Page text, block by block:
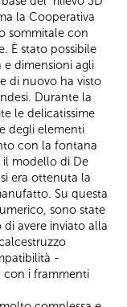
la Cooperativa
sommitale con
È stato possibile
dimensioni agli
di nuovo ha visto
Durante la
le delicatissime
degli elementi
con la fontana
il modello di De
era ottenuta la
Su questa
sono state
avere inviato alla
-
con i frammenti